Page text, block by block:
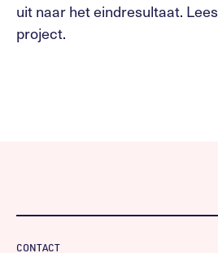
uit naar het eindresultaat. Lees
project.
CONTACT